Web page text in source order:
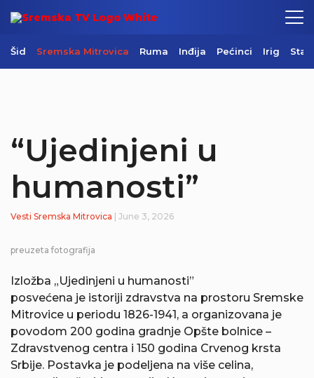
Šid Sremska Mitrovica Ruma Inđija Pećinci Irig
“Ujedinjeni u
humanosti”
Vesti Sremska Mitrovica | June 3, 2026
preuzeta fotografija
Izložba „Ujedinjeni u humanosti”
posvećena je istoriji zdravstva na prostoru Sremske
Mitrovice u periodu 1826-1941, a organizovana je
povodom 200 godina gradnje Opšte bolnice –
Zdravstvenog centra i 150 godina Crvenog krsta
Srbije. Postavka je podeljena na više celina,